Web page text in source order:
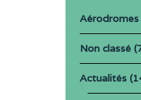
Aérodromes
Non classé
Actualités